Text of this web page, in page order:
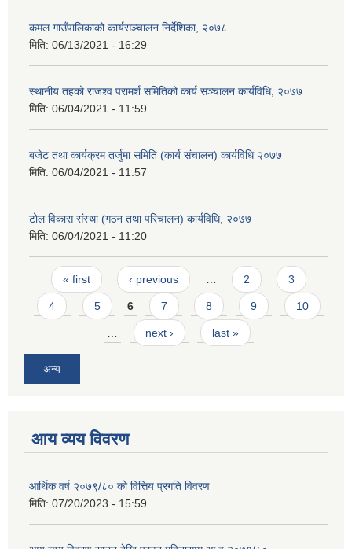
कमल गाउँपालिकाको कार्यसञ्‍चालन निर्देशिका, २०७८
मिति: 06/13/2021 - 16:29
स्थानीय तहको राजश्व परामर्श समितिको कार्य सञ्चालन कार्यविधि, २०७७
मिति: 06/04/2021 - 11:59
बजेट तथा कार्यक्रम तर्जुमा समिति (कार्य संचालन) कार्यविधि २०७७
मिति: 06/04/2021 - 11:57
टोल विकास संस्था (गठन तथा परिचालन) कार्यविधि, २०७७
मिति: 06/04/2021 - 11:20
Pages
« first ‹ previous 2 3
4 5 6 7 8 9 10
next › last »
अन्य
आय व्यय विवरण
आर्थिक वर्ष २०७९/८० को वित्तिय प्रगति विवरण
मिति: 07/20/2023 - 15:59